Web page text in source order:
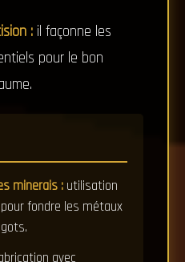
: il façonne les
pour le bon
minerais : utilisation
fondre les métaux
avec